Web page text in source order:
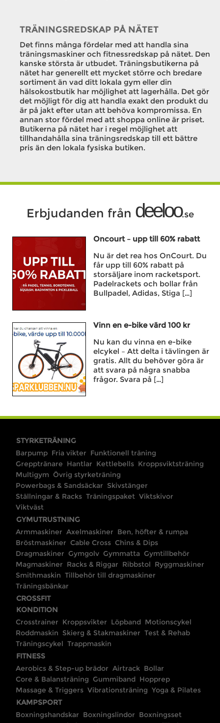
TRÄNINGSREDSKAP PÅ NÄTET
Det finns många fördelar med att handla sina
träningsmaskiner och fitnessredskap på nätet. Den
kanske största är utbudet. Träningsbutikerna på
nätet har generellt ett mycket större och bredare
sortiment än vad ditt lokala gym eller din
hälsokostbutik har möjlighet att lagerhålla. Det gör
det möjligt för dig att handla exakt den produkt du
är på jakt efter utan att behöva kompromissa. En
annan stor fördel med att shoppa online är priset.
Butikerna på nätet har i regel möjlighet att
tillhandahålla sina träningsredskap till ett bättre
pris än den lokala fysiska butiken.
Erbjudanden från deeloo.se
Oncourt – upp till 60% rabatt
Nu är det rea hos OnCourt. Du
får upp till 60% rabatt på
storsäljare inom racketsport.
Padelrackets och bollar från
Bullpadel, Adidas, Stiga […]
Vinn en e-bike värd 100 kr
Nu kan du vinna en e-bike
elcykel – Att delta i tävlingen är
gratis. Allt du behöver göra är
att svara på några snabba
frågor. Svara på […]
STYRKETRÄNING
Barpump Fria vikter Funktionell träning
Grepptränare Hantlar Kettlebells Kroppsviktsträning
Multigym Övrig styrketräning
Powerbags & Sandsäckar Skivstänger
Ställningar & Racks Träningspaket Viktskivor
Viktväst
GYMUTRUSTNING
Armmaskiner Axelmaskiner Ben, höfter & rumpa
Bröstmaskiner Cable Cross Chins & Dips
Dragmaskiner Gymgolv Gymmatta Gymtillbehör
Magmaskiner Racks & Riggar Ribbstol Ryggmaskiner
Smithmaskin Tillbehör till dragmaskiner
Träningsbänkar
CROSSFIT
KONDITION
Crosstrainer Kroppsvikter Löpband Motionscykel
Roddmaskin Skierg & Stakmaskiner Test & Rehab
Träningscykel Trappmaskin
FITNESS
Aerobics & Step-up brädor Airtrack Bollar
Core & Balansträning Gummiband Hopprep
Massage & Triggers Vibrationsträning Yoga & Pilates
KAMPSPORT
Boxningshandskar Boxningslindor Boxningsset